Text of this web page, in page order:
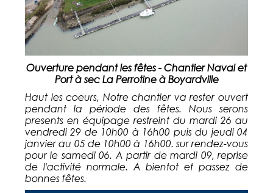
Ouverture pendant les fêtes - Chantier Naval et
Port à sec La Perrotine à Boyardville
Haut les coeurs, Notre chantier va rester ouvert
pendant la période des fêtes. Nous serons
presents en équipage restreint du mardi 26 au
vendredi 29 de 10h00 à 16h00 puis du jeudi 04
janvier au 05 de 10h00 à 16h00. sur rendez-vous
pour le samedi 06. A partir de mardi 09, reprise
de l'activité normale. A bientot et passez de
bonnes fêtes.